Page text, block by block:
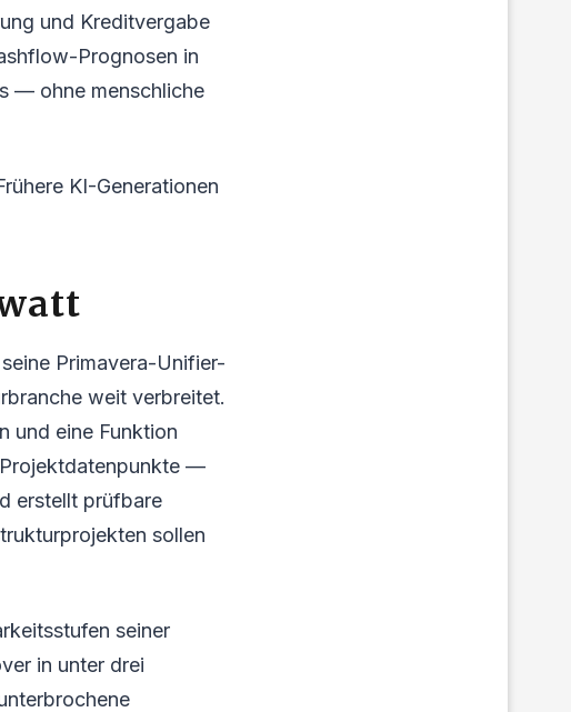
und Kreditvergabe
Prognosen in
— ohne menschliche
KI-Generationen
Primavera-Unifier-
weit verbreitet.
und eine Funktion
Projektdatenpunkte —
erstellt prüfbare
sollen
seiner
in unter drei